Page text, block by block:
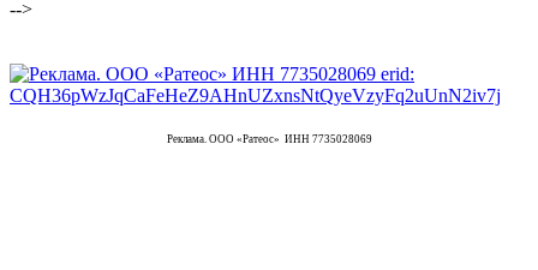
-->
Реклама. ООО «Ратеос» ИНН 7735028069